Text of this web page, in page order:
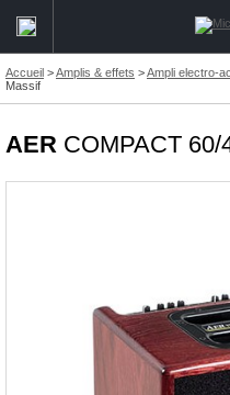
Accueil >Amplis & effets >Ampli electro-
Massif
AER COMPACT